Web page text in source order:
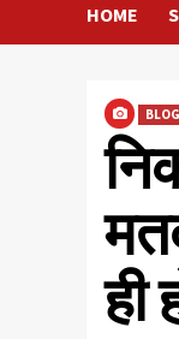
HOME
BLOG
ही